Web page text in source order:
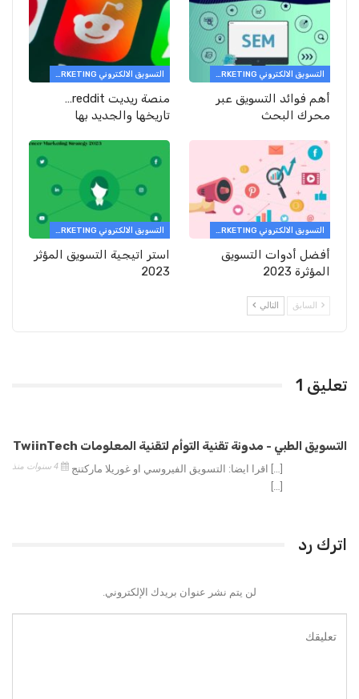
التسويق الالكتروني E-MARKETING
أهم فوائد التسويق عبر
محرك البحث
التسويق الالكتروني E-MARKETING
منصة ريديت reddit…
تاريخها والجديد بها
التسويق الالكتروني E-MARKETING
أفضل أدوات التسويق
المؤثرة 2023
التسويق الالكتروني E-MARKETING
استر اتيجية التسويق المؤثر
2023
السابق التالي
تعليق 1
التسويق الطبي - مدونة تقنية التوأم لتقنية المعلومات TwiinTech
[…] اقرا ايضا: التسويق الفيروسي او غوريلا ماركتنج
[…]
اترك رد
لن يتم نشر عنوان بريدك الإلكتروني.